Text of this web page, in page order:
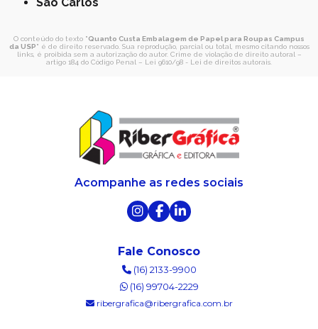
O conteúdo do texto "Quanto Custa Embalagem de Papel para Roupas Campus
da USP" é de direito reservado. Sua reprodução, parcial ou total, mesmo citando nossos
links, é proibida sem a autorização do autor. Crime de violação de direito autoral –
artigo 184 do Código Penal – Lei 9610/98 - Lei de direitos autorais
Acompanhe as redes sociais
Fale Conosco
(16) 2133-9900
(16) 99704-2229
ribergrafica@ribergrafica.com.br